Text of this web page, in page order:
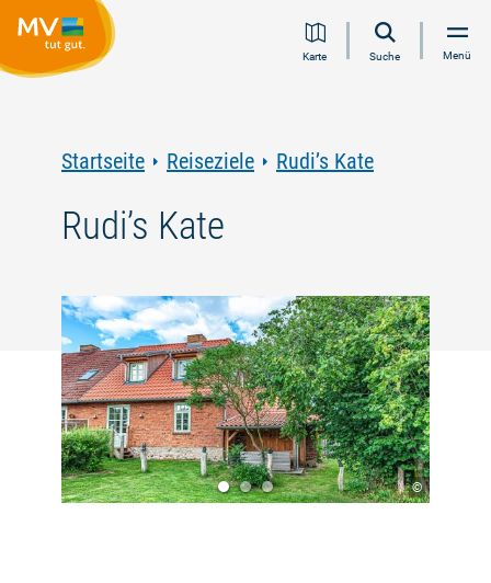
Inhalt
Navigation
Volltextsuche
FooterKarte Suche Menü
Startseite Reiseziele Rudi’s Kate
Rudi’s Kate
©